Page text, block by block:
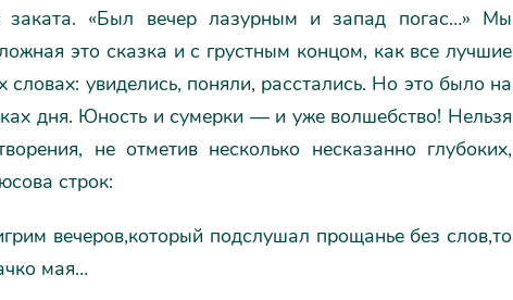
заката. «Был вечер лазурным и запад погас…» Мы
это сказка и с грустным концом, как все лучшие
словах: увиделись, поняли, расстались. Но это было на
дня. Юность и сумерки — и уже волшебство! Нельзя
не отметив несколько несказанно глубоких,
строк:
вечеров,который подслушал прощанье без слов,то
мая…